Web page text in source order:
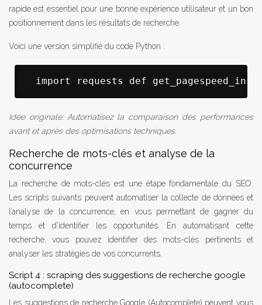
rapide est essentiel pour une bonne expérience utilisateur et un bon
positionnement dans les résultats de recherche.
Voici une version simplifié du code Python :
import requests def
Idée originale: Automatisez la comparaison des performances
avant et après des optimisations techniques.
Recherche de mots-clés et analyse de la
concurrence
La recherche de mots-clés est une étape fondamentale du SEO.
Les scripts suivants peuvent automatiser la collecte de données et
l’analyse de la concurrence, en vous permettant de gagner du
temps et d’identifier les opportunités. En automatisant cette
recherche, vous pouvez identifier des mots-clés pertinents et
analyser les stratégies de vos concurrents.
Script 4 : scraping des suggestions de recherche google
(autocomplete)
Les suggestions de recherche Google (Autocomplete) peuvent vous